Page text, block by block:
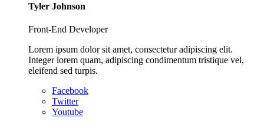
Tyler Johnson
Front-End Developer
Lorem ipsum dolor sit amet, consectetur adipiscing elit.
Integer lorem quam, adipiscing condimentum tristique vel,
eleifend sed turpis.
Facebook
Twitter
Youtube